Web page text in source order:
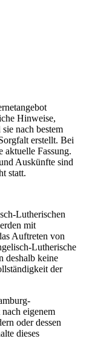
Hinweise,
nach bestem
erstellt. Bei
aktuelle Fassung.
Auskünfte sind
statt.
Lutherischen
mit
Auftreten von
Lutherische
deshalb keine
der
eigenem
oder dessen
dieses